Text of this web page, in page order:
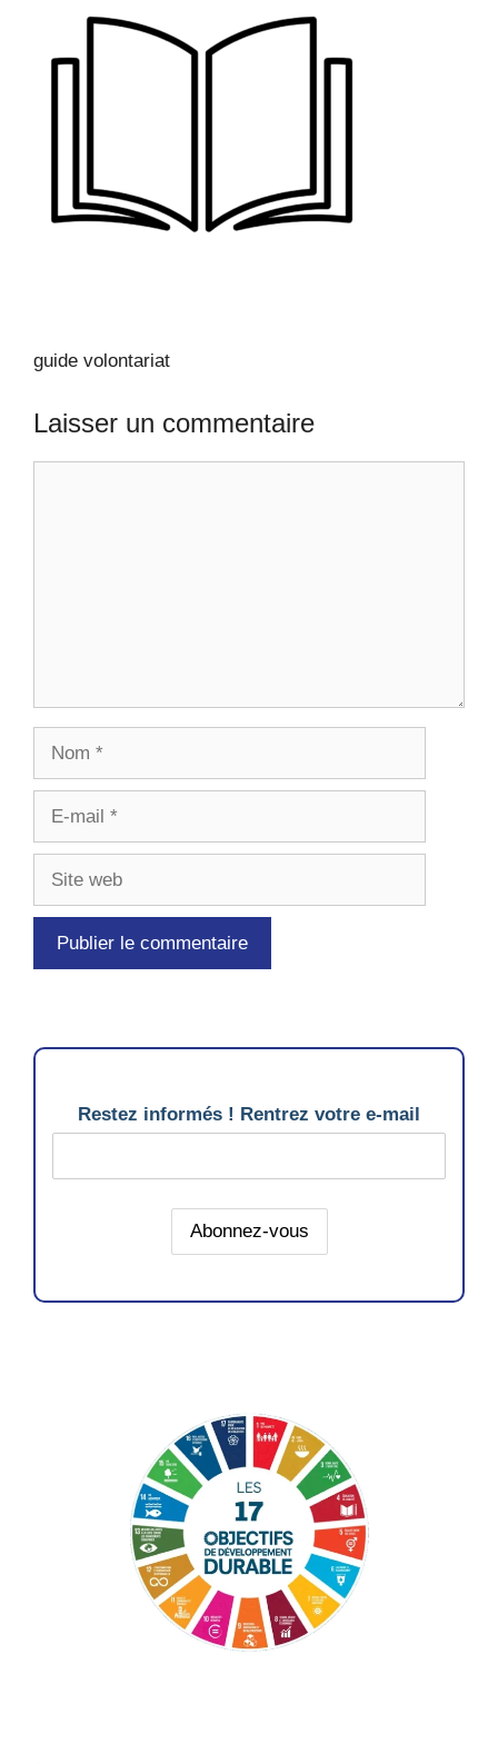
guide volontariat
Laisser un commentaire
Restez informés ! Rentrez votre e-mail